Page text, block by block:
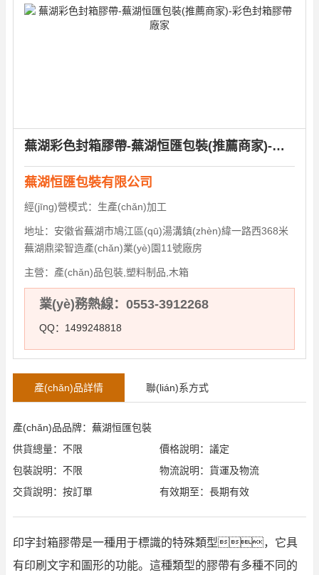
蕪湖彩色封箱膠帶-蕪湖恒匯包裝(推薦商家)-彩色封箱膠帶廠家
蕪湖恒匯包裝有限公司
經(jīng)營模式： 生產(chǎn)加工
地址： 安徽省蕪湖市鳩江區(qū)湯溝鎮(zhèn)緯一路西368米
蕪湖鼎梁智造產(chǎn)業(yè)園11號廠房
主營： 產(chǎn)品包裝,塑料制品,木箱
業(yè)務熱線：0553-3912268
QQ：1499248818
產(chǎn)品詳情 聯(lián)系方式
產(chǎn)品品牌：蕪湖恒匯包裝
供貨總量：不限
價格說明：議定
包裝說明：不限
物流說明：貨運及物流
交貨說明：按訂單
有效期至：長期有效
印字封箱膠帶是一種用于標識的特殊類型，它具
有印刷文字和圖形的功能。這種類型的膠帶有多種不同的